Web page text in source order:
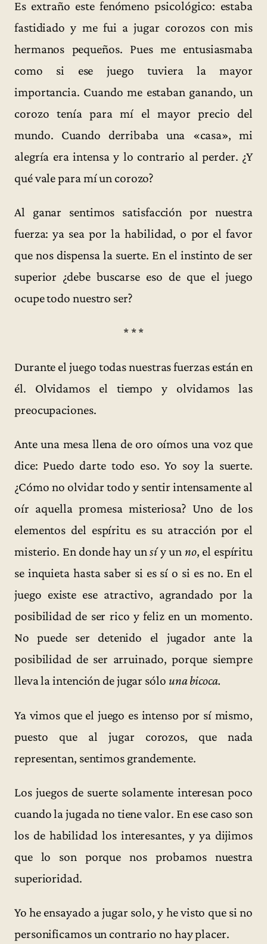
Es extraño este fenómeno psicológico: estaba
fastidiado y me fui a jugar corozos con mis
hermanos pequeños. Pues me entusiasmaba
como si ese juego tuviera la mayor
importancia. Cuando me estaban ganando, un
corozo tenía para mí el mayor precio del
mundo. Cuando derribaba una «casa», mi
alegría era intensa y lo contrario al perder. ¿Y
qué vale para mí un corozo?
Al ganar sentimos satisfacción por nuestra
fuerza: ya sea por la habilidad, o por el favor
que nos dispensa la suerte. En el instinto de ser
superior ¿debe buscarse eso de que el juego
ocupe todo nuestro ser?
* * *
Durante el juego todas nuestras fuerzas están en
él. Olvidamos el tiempo y olvidamos las
preocupaciones.
Ante una mesa llena de oro oímos una voz que
dice: Puedo darte todo eso. Yo soy la suerte.
¿Cómo no olvidar todo y sentir intensamente al
oír aquella promesa misteriosa? Uno de los
elementos del espíritu es su atracción por el
misterio. En donde hay unsíy un no, el espíritu
se inquieta hasta saber si es sí o si es no. En el
juego existe ese atractivo, agrandado por la
posibilidad de ser rico y feliz en un momento.
No puede ser detenido el jugador ante la
posibilidad de ser arruinado, porque siempre
lleva la intención de jugar sólo una bicoca.
Ya vimos que el juego es intenso por sí mismo,
puesto que al jugar corozos, que nada
representan, sentimos grandemente.
Los juegos de suerte solamente interesan poco
cuando la jugada no tiene valor. En ese caso son
los de habilidad los interesantes, y ya dijimos
que lo son porque nos probamos nuestra
superioridad.
Yo he ensayado a jugar solo, y he visto que si no
personificamos un contrario no hay placer.